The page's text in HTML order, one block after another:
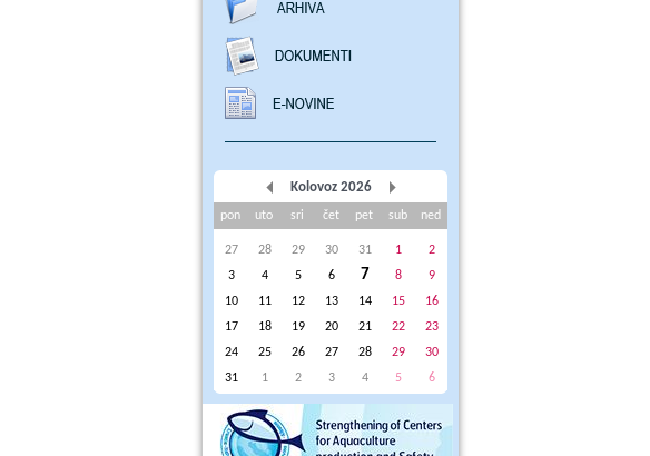
Kolovoz 2026
pon uto sri čet pet sub ned
27 28 29 30 31 1
2
3
4 5 6 7 8
9
10
11 12 13 14 15
16
17
18 19 20 21 22
23
24
25 26 27 28 29
30
31
1 2 3 4 5 6